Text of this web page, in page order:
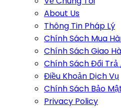
About Us
Thông Tin Pháp Lý
Chính Sách Mua
Chính Sách Giao
Chính Sách Đổi Trả
Điều Khoản Dịch Vụ
Chính Sách Bảo
Privacy Policy